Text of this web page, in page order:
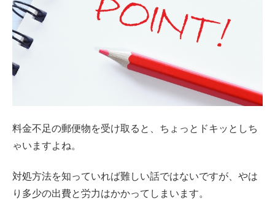
料金不足の郵便物を受け取ると、ちょっとドキッとしち
ゃいますよね。
対処方法を知っていれば難しい話ではないですが、やは
り多少の出費と労力はかかってしまいます。